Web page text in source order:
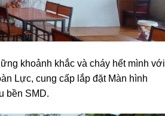
khoảnh khắc và cháy hết mình với
Lực, cung cấp lắp đặt Màn hình
bền SMD.